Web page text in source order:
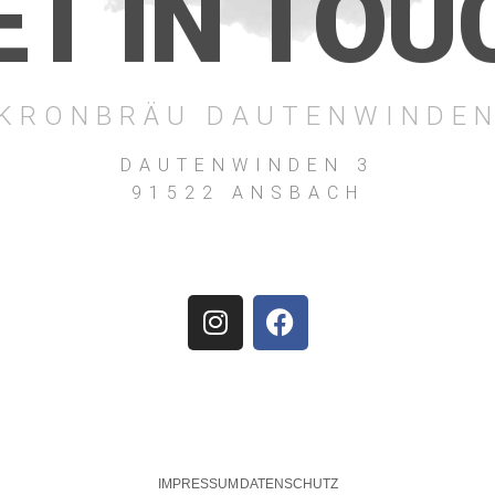
DAUTENWINDEN 3
91522 ANSBACH
IMPRESSUM DATENSCHUTZ